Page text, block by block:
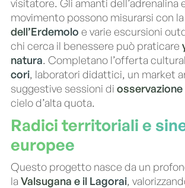
visitatore. Gli amanti dell’adrenalina
movimento possono misurarsi con la
dell’Erdemolo e varie escursioni
chi cerca il benessere può praticare
natura. Completano l’offerta
cori, laboratori didattici, un market
suggestive sessioni di
cielo d’alta quota.
Radici territoriali e
europee
Questo progetto nasce da un
la Valsugana e il Lagorai,